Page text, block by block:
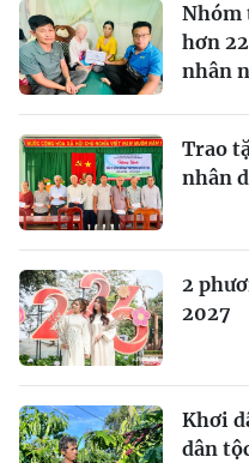
Nhóm
hơn
nhân
Trao
nhân
2
2027
Khơi
dân